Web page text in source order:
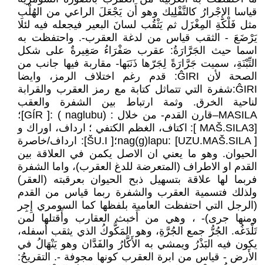
قياسا الإِجْرارُ كالتَّفْلِيك وهو أَن يَجْعَلَ الراعي من الهُلْبِ
مثل فَلْكَةِ المِغْزَل ثم يَثْقُب لسانَ البعير فيجعله فيه لئلا
يَرْضَعَ - الثقب قياس من لدغة العقرب-. واحتفظت به
اسما حيث الجَرَّارَةُ: عقرب صَفْرَاءُ صَغِيرةٌ على شكل
التِّبْنَةِ، سميت جَرَّارَةً لِجَرّها ذَنَبَها- مقاربة فيها جانب من
الصحة لأن ĜIRI: قدم رغم اختلاف الرمز، وايضا
ĜIRI:شفرة التي تتماثل كتابة مع رمز العقرب والقرابة
لناحية الخرق. وثمة ارتباط بين الشفرة والعقب
MASILA–قارن القدم- من خلال : (naglubu ) :[ GÍR]؛
[MAŠ.SILA3 ]: اكتاف، الغظم الكتفي ؛ ارداف، اوراك و
nag(g)lapu: [UZU.MAŠ.SILA ]؛[ ŠU.I]: ارداف/خاصرة
الحيوان. وهو ما يعني ان الاصل يكمن في العلاقة بين
القدم او الاطراف (المتعرضة للدغ العقرب)، واما الشفرة
فربما لها علاقة بتسهيل ذبح الحيوان بعرقبته (العقر)
ولذلك فتسمية العقرب والشفرة ربما قياس من القدم
(الرجل التي احتفظت العامية بلفظها كما السومري إِجِر
ومنها جرى)- ، وهي من أَخبث العقارب وأَقتلها لمن
تَلْدَغُه. الجُرُّ جمع الجُرَّةِ، وهو المَكُّوكُ الذي يثقب أَسفله،
يكون فيه البَذْرُ ويمشي به الأَكَّارُ والفَدَّان وهو يَنْهَالُ في
الأَرض - قياس من ابرة العقرب كونها مجوفة -. التقريحُ: